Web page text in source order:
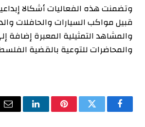
وتضمنت هذه الفعاليات أشكالا
قبيل مواكب السيارات والحافلات
والمشاهد التمثيلية المعبرة إضافة
والمحاضرات للتوعية بالقضية
فيسبوكتويتر بينتيريستلينكدإن